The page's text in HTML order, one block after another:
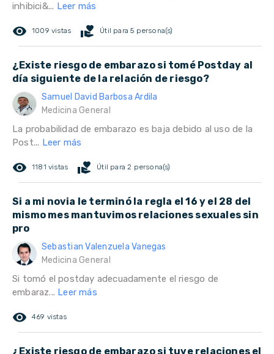
inhibici&... Leer más
remove_red_eye 1009 vistas volunteer_activism Útil para 5 persona(s)
¿Existe riesgo de embarazo si tomé Postday al
día siguiente de la relación de riesgo?
Samuel David Barbosa Ardila
Medicina General
La probabilidad de embarazo es baja debido al uso de la
Post... Leer más
remove_red_eye 1181 vistas volunteer_activism Útil para 2 persona(s)
Si a mi novia le terminó la regla el 16 y el 28 del
mismo mes mantuvimos relaciones sexuales sin
pro
Sebastian Valenzuela Vanegas
Medicina General
Si tomó el postday adecuadamente el riesgo de
embaraz... Leer más
remove_red_eye 469 vistas
¿Existe riesgo de embarazo si tuve relaciones el